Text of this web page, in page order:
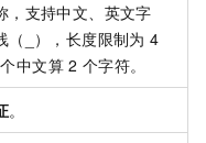
，支持中文、英文字
（_），长度限制为 4
中文算 2 个字符。
。